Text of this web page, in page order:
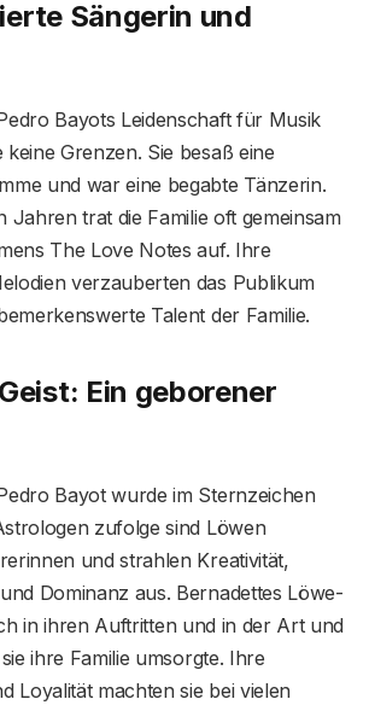
Sängerin und
Bayots Leidenschaft für Musik
Grenzen. Sie besaß eine
und war eine begabte Tänzerin.
trat die Familie oft gemeinsam
The Love Notes auf. Ihre
verzauberten das Publikum
Talent der Familie.
Ein geborener
Bayot wurde im Sternzeichen
zufolge sind Löwen
und strahlen Kreativität,
Dominanz aus. Bernadettes Löwe-
in ihren Auftritten und in der Art und
ihre Familie umsorgte. Ihre
Loyalität machten sie bei vielen